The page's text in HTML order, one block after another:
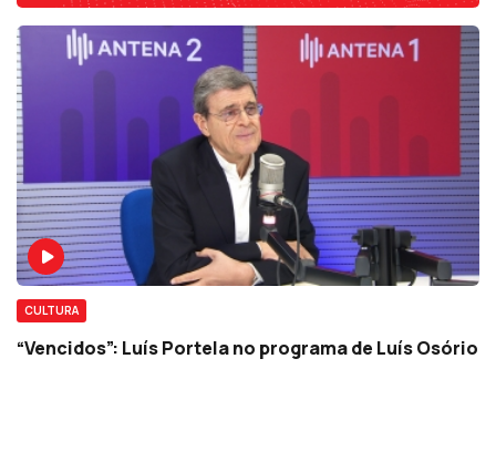
CULTURA
“Vencidos”: Luís Portela no programa de Luís Osório